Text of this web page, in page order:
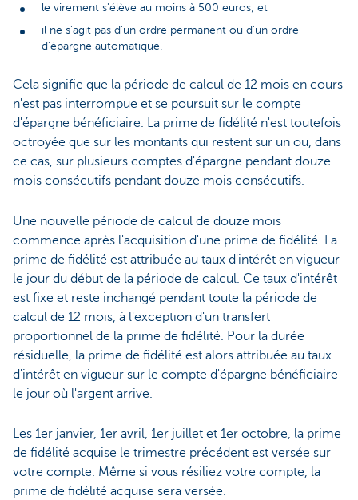
le virement s'élève au moins à 500 euros; et
il ne s'agit pas d'un ordre permanent ou d'un ordre
d'épargne automatique.
Cela signifie que la période de calcul de 12 mois en cours
n'est pas interrompue et se poursuit sur le compte
d'épargne bénéficiaire. La prime de fidélité n'est toutefois
octroyée que sur les montants qui restent sur un ou, dans
ce cas, sur plusieurs comptes d'épargne pendant douze
mois consécutifs pendant douze mois consécutifs.
Une nouvelle période de calcul de douze mois
commence après l'acquisition d'une prime de fidélité. La
prime de fidélité est attribuée au taux d'intérêt en vigueur
le jour du début de la période de calcul. Ce taux d'intérêt
est fixe et reste inchangé pendant toute la période de
calcul de 12 mois, à l'exception d'un transfert
proportionnel de la prime de fidélité. Pour la durée
résiduelle, la prime de fidélité est alors attribuée au taux
d'intérêt en vigueur sur le compte d'épargne bénéficiaire
le jour où l'argent arrive.
Les 1er janvier, 1er avril, 1er juillet et 1er octobre, la prime
de fidélité acquise le trimestre précédent est versée sur
votre compte. Même si vous résiliez votre compte, la
prime de fidélité acquise sera versée.